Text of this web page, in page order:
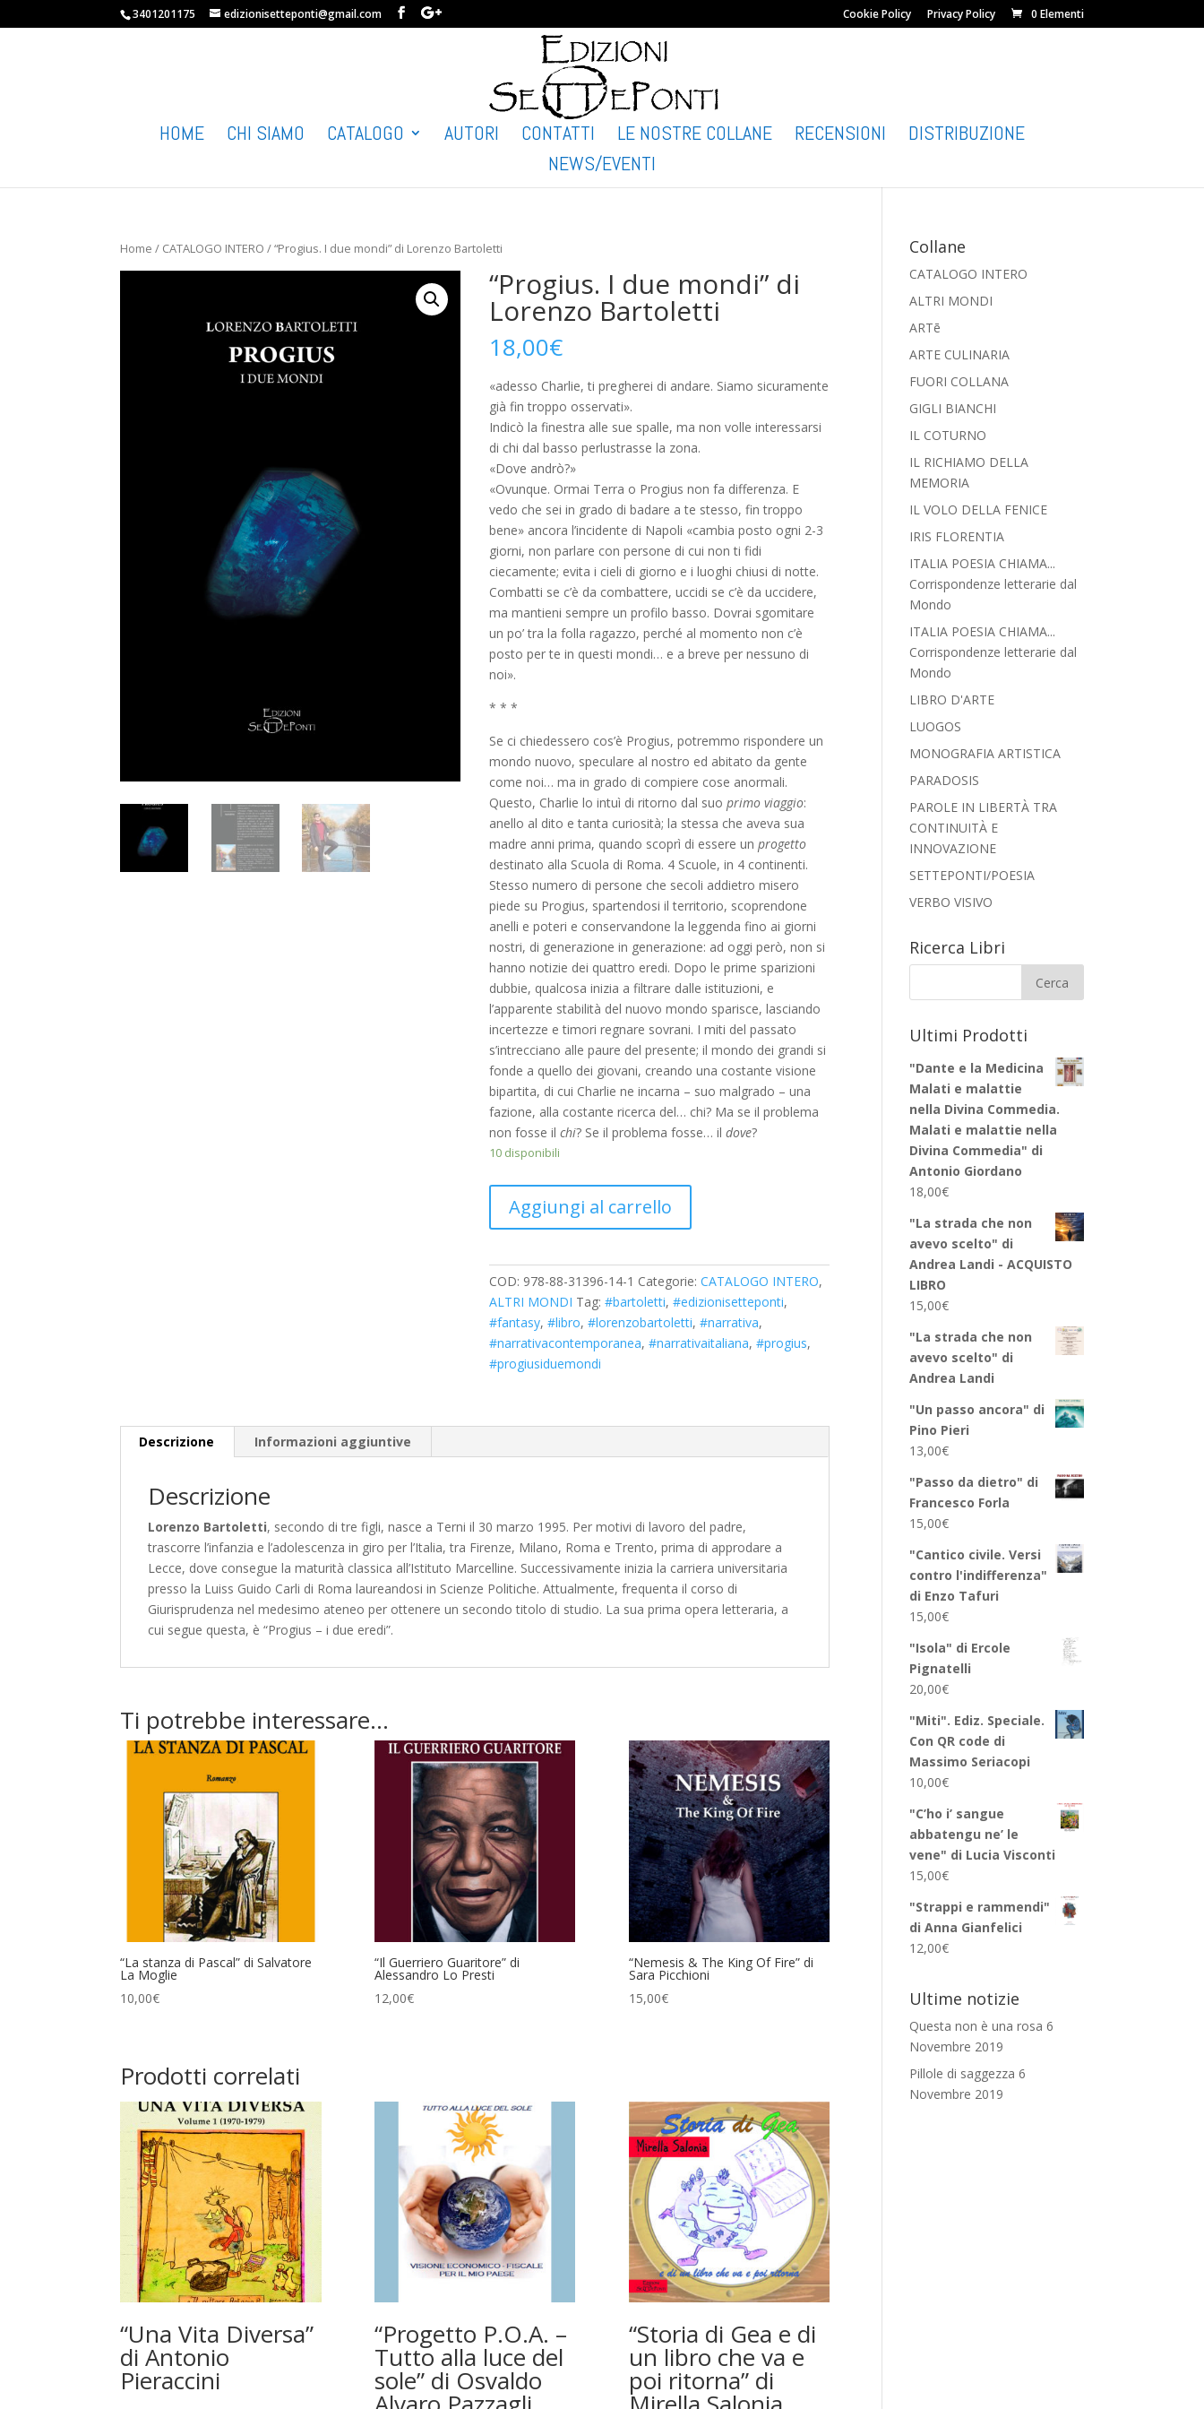
3401201175 edizionisetteponti@gmail.com Cookie Policy Privacy Policy 0 Elementi
HOME CHI SIAMO CATALOGO AUTORI CONTATTI LE NOSTRE COLLANE RECENSIONI
DISTRIBUZIONE
NEWS/EVENTI
Home / CATALOGO INTERO / “Progius. I due mondi” di Lorenzo Bartoletti
“Progius. I due mondi” di
Lorenzo Bartoletti
18,00€
«adesso Charlie, ti pregherei di andare. Siamo sicuramente
già fin troppo osservati».
Indicò la finestra alle sue spalle, ma non volle interessarsi
di chi dal basso perlustrasse la zona.
«Dove andrò?»
«Ovunque. Ormai Terra o Progius non fa differenza. E
vedo che sei in grado di badare a te stesso, fin troppo
bene» ancora l’incidente di Napoli «cambia posto ogni 2-3
giorni, non parlare con persone di cui non ti fidi
ciecamente; evita i cieli di giorno e i luoghi chiusi di notte.
Combatti se c’è da combattere, uccidi se c’è da uccidere,
ma mantieni sempre un profilo basso. Dovrai sgomitare
un po’ tra la folla ragazzo, perché al momento non c’è
posto per te in questi mondi… e a breve per nessuno di
noi».
* * *
Se ci chiedessero cos’è Progius, potremmo rispondere un
mondo nuovo, speculare al nostro ed abitato da gente
come noi… ma in grado di compiere cose anormali.
Questo, Charlie lo intuì di ritorno dal suo primo viaggio:
anello al dito e tanta curiosità; la stessa che aveva sua
madre anni prima, quando scoprì di essere unprogetto
destinato alla Scuola di Roma. 4 Scuole, in 4 continenti.
Stesso numero di persone che secoli addietro misero
piede su Progius, spartendosi il territorio, scoprendone
anelli e poteri e conservandone la leggenda fino ai giorni
nostri, di generazione in generazione: ad oggi però, non si
hanno notizie dei quattro eredi. Dopo le prime sparizioni
dubbie, qualcosa inizia a filtrare dalle istituzioni, e
l’apparente stabilità del nuovo mondo sparisce, lasciando
incertezze e timori regnare sovrani. I miti del passato
s’intrecciano alle paure del presente; il mondo dei grandi si
fonde a quello dei giovani, creando una costante visione
bipartita, di cui Charlie ne incarna – suo malgrado – una
fazione, alla costante ricerca del… chi? Ma se il problema
non fosse ilchi? Se il problema fosse… ildove?
10 disponibili
Aggiungi al carrello
COD: 978-88-31396-14-1 Categorie:CATALOGO INTERO,
ALTRI MONDI Tag:#bartoletti,#edizionisetteponti,
#fantasy,#libro,#lorenzobartoletti,#narrativa,
#narrativacontemporanea,#narrativaitaliana,#progius,
#progiusiduemondi
Descrizione Informazioni aggiuntive
Descrizione
Lorenzo Bartoletti, secondo di tre figli, nasce a Terni il 30 marzo 1995. Per motivi di lavoro del padre,
trascorre l’infanzia e l’adolescenza in giro per l’Italia, tra Firenze, Milano, Roma e Trento, prima di approdare a
Lecce, dove consegue la maturità classica all’Istituto Marcelline. Successivamente inizia la carriera universitaria
presso la Luiss Guido Carli di Roma laureandosi in Scienze Politiche. Attualmente, frequenta il corso di
Giurisprudenza nel medesimo ateneo per ottenere un secondo titolo di studio. La sua prima opera letteraria, a
cui segue questa, è “Progius – i due eredi”.
Ti potrebbe interessare…
“La stanza di Pascal” di Salvatore
La Moglie
10,00€
“Il Guerriero Guaritore” di
Alessandro Lo Presti
12,00€
“Nemesis & The King Of Fire” di
Sara Picchioni
15,00€
Prodotti correlati
“Una Vita Diversa”
di Antonio
Pieraccini
“Progetto P.O.A. –
Tutto alla luce del
sole” di Osvaldo
“Storia di Gea e di
un libro che va e
poi ritorna” di
Collane
CATALOGO INTERO
ALTRI MONDI
ARTē
ARTE CULINARIA
FUORI COLLANA
GIGLI BIANCHI
IL COTURNO
IL RICHIAMO DELLA
MEMORIA
IL VOLO DELLA FENICE
IRIS FLORENTIA
ITALIA POESIA CHIAMA...
Corrispondenze letterarie dal
Mondo
ITALIA POESIA CHIAMA...
Corrispondenze letterarie dal
Mondo
LIBRO D'ARTE
LUOGOS
MONOGRAFIA ARTISTICA
PARADOSIS
PAROLE IN LIBERTÀ TRA
CONTINUITÀ E
INNOVAZIONE
SETTEPONTI/POESIA
VERBO VISIVO
Ricerca Libri
Ultimi Prodotti
"Dante e la Medicina
Malati e malattie
nella Divina Commedia.
Malati e malattie nella
Divina Commedia" di
Antonio Giordano
18,00€
"La strada che non
avevo scelto" di
Andrea Landi - ACQUISTO
LIBRO
15,00€
"La strada che non
avevo scelto" di
Andrea Landi
"Un passo ancora" di
Pino Pieri
13,00€
"Passo da dietro" di
Francesco Forla
15,00€
"Cantico civile. Versi
contro l'indifferenza"
di Enzo Tafuri
15,00€
"Isola" di Ercole
Pignatelli
20,00€
"Miti". Ediz. Speciale.
Con QR code di
Massimo Seriacopi
10,00€
"C’ho i’ sangue
abbatengu ne’ le
vene" di Lucia Visconti
15,00€
"Strappi e rammendi"
di Anna Gianfelici
12,00€
Ultime notizie
Questa non è una rosa 6
Novembre 2019
Pillole di saggezza 6
Novembre 2019